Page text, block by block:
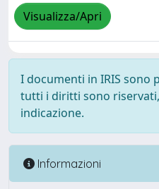
Visualizza/Apri
I documenti in IRIS sono
tutti i diritti sono
indicazione.
Informazioni